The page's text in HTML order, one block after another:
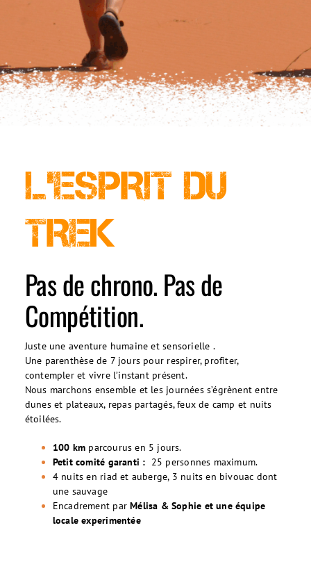
L’ESPRIT DU
TREK
Pas de chrono. Pas de
Compétition.
Juste une aventure humaine et sensorielle .
Une parenthèse de 7 jours pour respirer, profiter,
contempler et vivre l’instant présent.
Nous marchons ensemble et les journées s’égrènent entre
dunes et plateaux, repas partagés, feux de camp et nuits
étoilées.
100 km parcourus en 5 jours.
Petit comité garanti : 25 personnes maximum.
4 nuits en riad et auberge, 3 nuits en bivouac dont
une sauvage
Encadrement parMélisa & Sophie et une équipe
locale experimentée